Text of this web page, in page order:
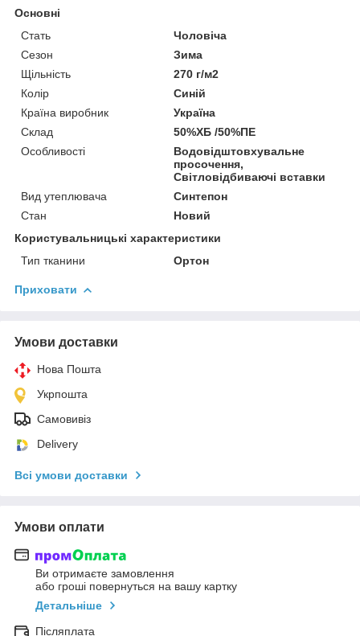
Основні
Стать
Чоловіча
Сезон
Зима
Щільність
270 г/м2
Колір
Синій
Країна виробник
Україна
Склад
50%ХБ /50%ПЕ
Особливості
Водовідштовхувальне
просочення,
Світловідбиваючі вставки
Вид утеплювача
Синтепон
Стан
Новий
Користувальницькі характеристики
Тип тканини
Ортон
Приховати
Умови доставки
Нова Пошта
Укрпошта
Самовивіз
Delivery
Всі умови доставки
Умови оплати
Ви отримаєте замовлення
або гроші повернуться на вашу картку
Детальніше
Післяплата